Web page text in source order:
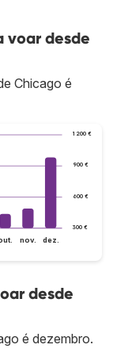
voar desde
Chicago é
300 €
600 €
900 €
1 200 €
nov. dez.
desde
é dezembro.